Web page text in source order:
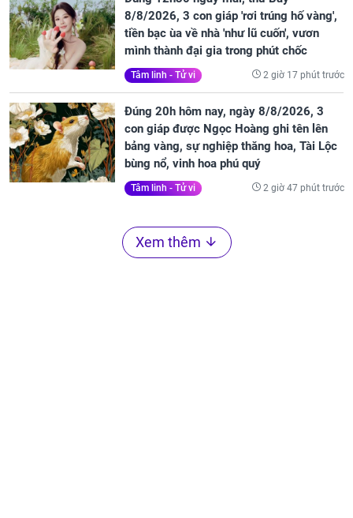
8/8/2026, 3 con giáp 'rơi trúng hố vàng',
tiền bạc ùa về nhà 'như lũ cuốn', vươn
mình thành đại gia trong phút chốc
Tâm linh - Tử vi 2 giờ 17 phút trước
Đúng 20h hôm nay, ngày 8/8/2026, 3
con giáp được Ngọc Hoàng ghi tên lên
bảng vàng, sự nghiệp thăng hoa, Tài Lộc
bùng nổ, vinh hoa phú quý
Tâm linh - Tử vi 2 giờ 47 phút trước
Xem thêm